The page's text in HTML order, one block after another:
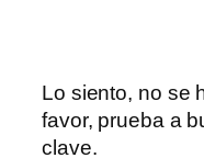
Lo siento, no se
favor, prueba a
clave.